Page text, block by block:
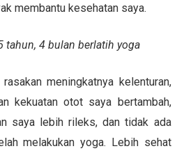
membantu kesehatan saya.
tahun, 4 bulan berlatih yoga
meningkatnya kelenturan,
kekuatan otot saya bertambah,
saya lebih rileks, dan tidak ada
melakukan yoga. Lebih sehat